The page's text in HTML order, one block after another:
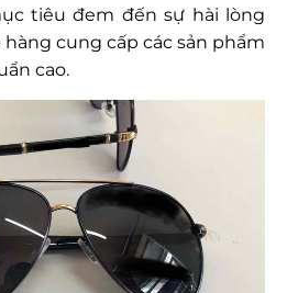
tiêu đem đến sự hài lòng
cung cấp các sản phẩm
cao.